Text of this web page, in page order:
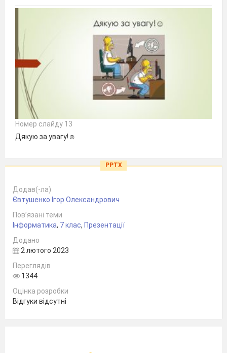
Номер слайду 13
Дякую за увагу!☺
PPTX
Додав(-ла)
Євтушенко Ігор Олександрович
Пов’язані теми
Інформатика, 7 клас, Презентації
Додано
2 лютого 2023
Переглядів
1344
Оцінка розробки
Відгуки відсутні